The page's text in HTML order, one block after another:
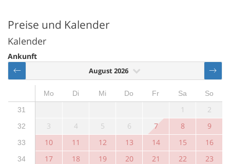
Preise und Kalender
Kalender
Ankunft
August 2026
Mo Di Mi Do Fr Sa
So
31
1 2
32 3 4 5 6 7 8 9
33 10 11 12 13 14 15 16
34 17 18 19 20 21 22 23